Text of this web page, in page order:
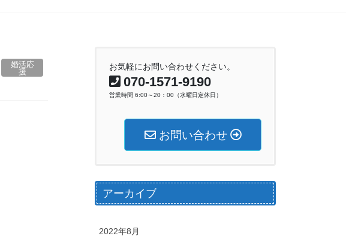
婚活応
援
お気軽にお問い合わせください。
070-1571-9190
営業時間 6:00～20：00（水曜日定休日）
お問い合わせ
アーカイブ
2022年8月